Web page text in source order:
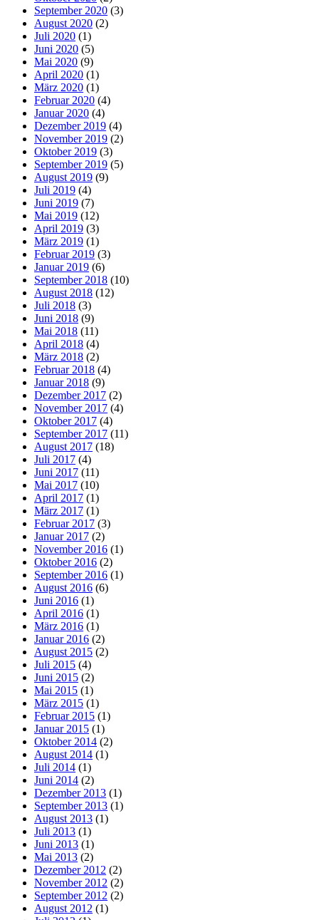
September 2020 (3)
August 2020 (2)
Juli 2020 (1)
Juni 2020 (5)
Mai 2020 (9)
April 2020 (1)
März 2020 (1)
Februar 2020 (4)
Januar 2020 (4)
Dezember 2019 (4)
November 2019 (2)
Oktober 2019 (3)
September 2019 (5)
August 2019 (9)
Juli 2019 (4)
Juni 2019 (7)
Mai 2019 (12)
April 2019 (3)
März 2019 (1)
Februar 2019 (3)
Januar 2019 (6)
September 2018 (10)
August 2018 (12)
Juli 2018 (3)
Juni 2018 (9)
Mai 2018 (11)
April 2018 (4)
März 2018 (2)
Februar 2018 (4)
Januar 2018 (9)
Dezember 2017 (2)
November 2017 (4)
Oktober 2017 (4)
September 2017 (11)
August 2017 (18)
Juli 2017 (4)
Juni 2017 (11)
Mai 2017 (10)
April 2017 (1)
März 2017 (1)
Februar 2017 (3)
Januar 2017 (2)
November 2016 (1)
Oktober 2016 (2)
September 2016 (1)
August 2016 (6)
Juni 2016 (1)
April 2016 (1)
März 2016 (1)
Januar 2016 (2)
August 2015 (2)
Juli 2015 (4)
Juni 2015 (2)
Mai 2015 (1)
März 2015 (1)
Februar 2015 (1)
Januar 2015 (1)
Oktober 2014 (2)
August 2014 (1)
Juli 2014 (1)
Juni 2014 (2)
Dezember 2013 (1)
September 2013 (1)
August 2013 (1)
Juli 2013 (1)
Juni 2013 (1)
Mai 2013 (2)
Dezember 2012 (2)
November 2012 (2)
September 2012 (2)
August 2012 (1)